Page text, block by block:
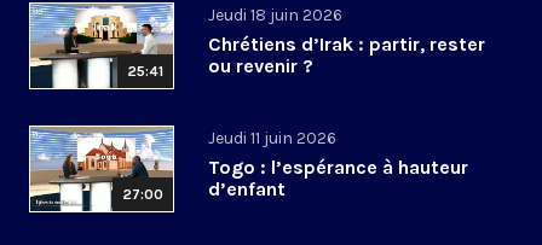
25:41
Jeudi 18 juin 2026
Chrétiens d’Irak : partir, rester
ou revenir ?
27:00
Jeudi 11 juin 2026
Togo : l’espérance à hauteur
d’enfant